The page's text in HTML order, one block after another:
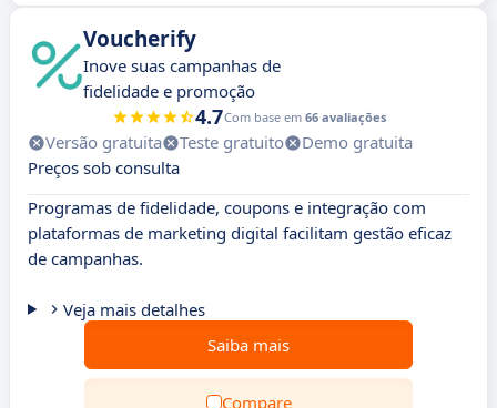
Voucherify
Inove suas campanhas de
fidelidade e promoção
4.7Com base em 66 avaliações
Versão gratuita Teste gratuito
Demo gratuita
Preços sob consulta
Programas de fidelidade, coupons e integração com
plataformas de marketing digital facilitam gestão eficaz
de campanhas.
Veja mais detalhes
Saiba mais
Compare